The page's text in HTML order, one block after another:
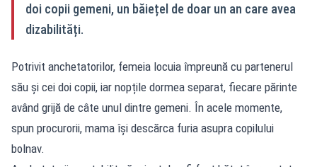
doi copii gemeni, un băiețel de doar un an care avea
dizabilități.
Potrivit anchetatorilor, femeia locuia împreună cu partenerul
său și cei doi copii, iar nopțile dormea separat, fiecare părinte
având grijă de câte unul dintre gemeni. În acele momente,
spun procurorii, mama își descărca furia asupra copilului
bolnav.